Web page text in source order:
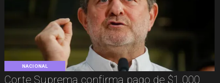
NACIONAL
Corte Suprema confirma pago de $1.000